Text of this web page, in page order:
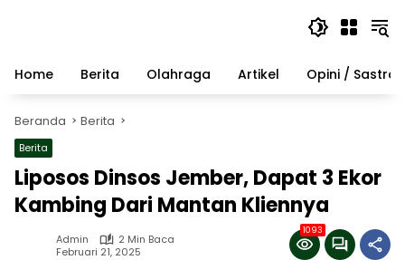
Home
Berita Olahraga Artikel Opini / Sastra
Beranda Berita
Berita
Liposos Dinsos Jember, Dapat 3 Ekor
Kambing Dari Mantan Kliennya
Admin
2 Min Baca
Februari 21, 2025
1093